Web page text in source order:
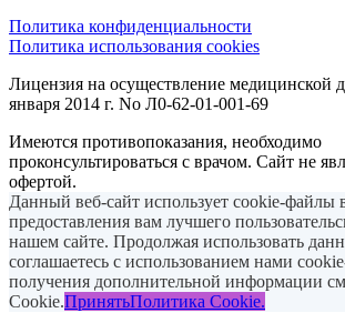
Политика конфиденциальности
Политика использования cookies
Лицензия на осуществление медицинской
января 2014 г. No Л0-62-01-001-69
Имеются противопоказания, необходимо
проконсультироваться с врачом. Сайт не
офертой.
Данный веб-сайт использует cookie-файлы
предоставления вам лучшего
нашем сайте. Продолжая использовать
соглашаетесь с использованием нами
получения дополнительной информации
Cookie.ПринятьПолитика Cookie.